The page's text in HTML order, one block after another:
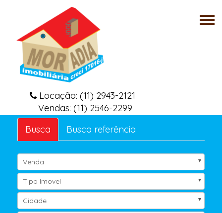
Locação: (11) 2943-2121
Vendas: (11) 2546-2299
Busca
Busca referência
Venda
Tipo Imovel
Cidade